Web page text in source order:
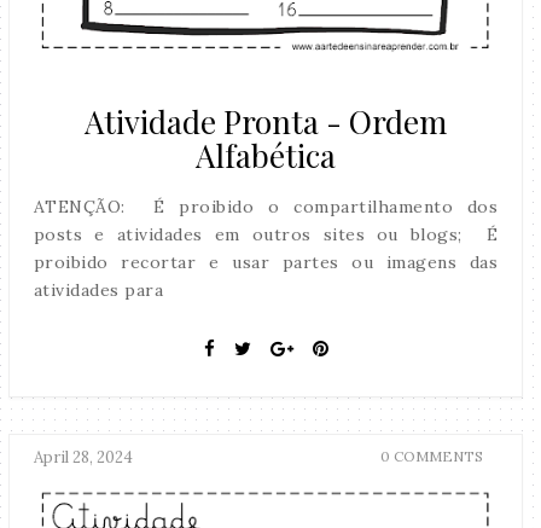
Atividade Pronta - Ordem
Alfabética
ATENÇÃO: É proibido o compartilhamento dos
posts e atividades em outros sites ou blogs; É
proibido recortar e usar partes ou imagens das
atividades para
April 28, 2024 0 COMMENTS